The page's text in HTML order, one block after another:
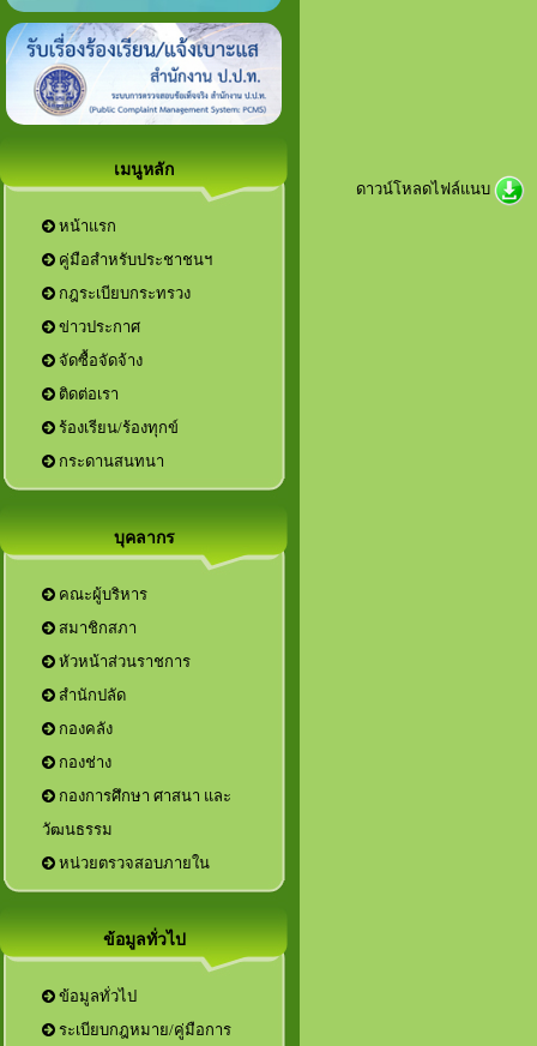
เมนูหลัก
หน้าแรก
คู่มือสำหรับประชาชนฯ
กฎระเบียบกระทรวง
ข่าวประกาศ
จัดซื้อจัดจ้าง
ติดต่อเรา
ร้องเรียน/ร้องทุกข์
กระดานสนทนา
บุคลากร
คณะผู้บริหาร
สมาชิกสภา
หัวหน้าส่วนราชการ
กองการศึกษา ศาสนา และ
วัฒนธรรม
หน่วยตรวจสอบภายใน
ข้อมูลทั่วไป
ข้อมูลทั่วไป
ระเบียบกฎหมาย/คู่มือการ
ดาวน์โหลดไฟล์แนบ